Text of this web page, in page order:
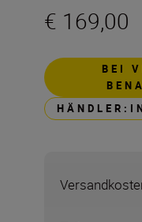
€ 169,00
BEI